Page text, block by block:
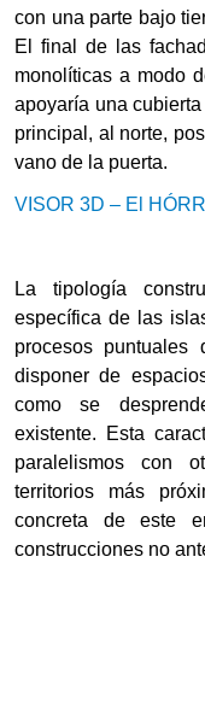
con una parte bajo
El final de las
monolíticas a modo
apoyaría una
principal, al norte,
vano de la puerta.
VISOR 3D – El
La tipología
específica de las
procesos
disponer de
como se
existente. Esta
paralelismos con
territorios más
concreta de este
construcciones no